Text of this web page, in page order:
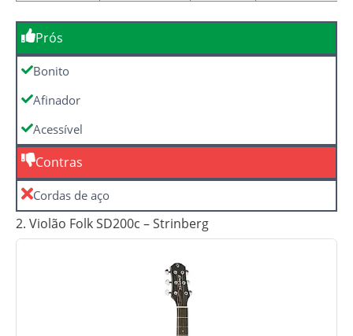
Prós
Bonito
Afinador
Acessível
Contras
Cordas de aço
2. Violão Folk SD200c – Strinberg